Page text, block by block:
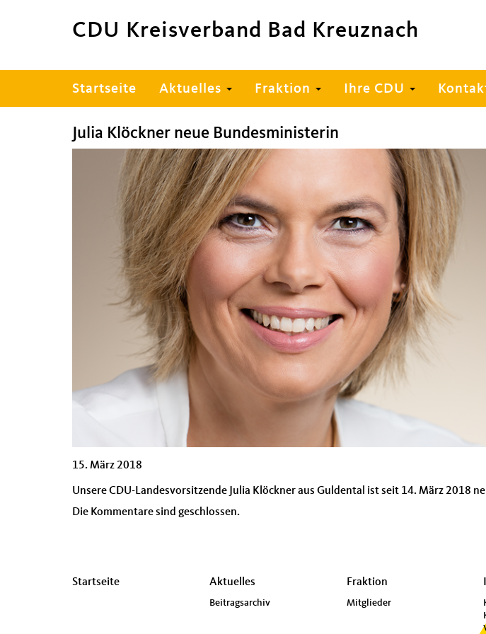
CDU Kreisverband Bad Kreuznach
Hauptnavigation
Startseite Aktuelles Fraktion Ihre CDU
Julia Klöckner neue Bundesministerin
15. März 2018
Unsere CDU-Landesvorsitzende Julia Klöckner aus Guldental ist seit 14. März 2018
Die Kommentare sind geschlossen.
Seitenübersicht
Startseite Aktuelles
Beitragsarchiv
Fraktion
Mitglieder